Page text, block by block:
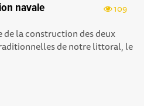
109
navale
de la construction des deux
de notre littoral, le